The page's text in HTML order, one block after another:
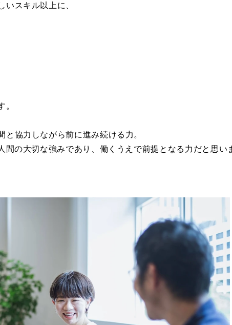
いスキル以上に、
。
協力しながら前に進み続ける力。
間の大切な強みであり、働くうえで前提となる力だと思い